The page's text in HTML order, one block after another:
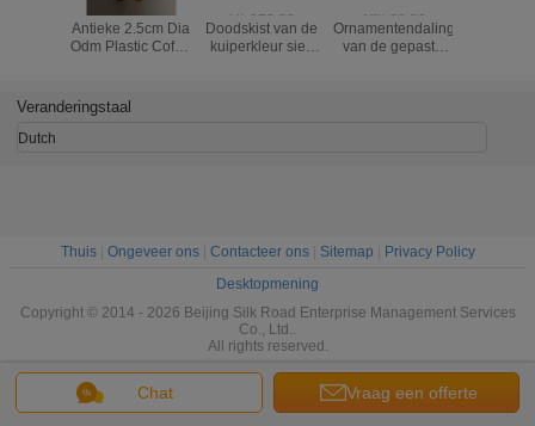
Antieke 2.5cm Dia
Odm Plastic Coffin
HP023 de
Doodskist van de
kuiperkleur siert
Van de de
Ornamentendaling
van de gepaste
Chat Vraag een offerte
Veranderingstaal
Dutch
Thuis| Ongeveer ons| Contacteer ons| Sitemap
Privacy Policy
Desktopmening
Copyright © 2014 - 2026 Beijing Silk Road Enterprise Management Services
Co., Ltd..
All rights reserved.